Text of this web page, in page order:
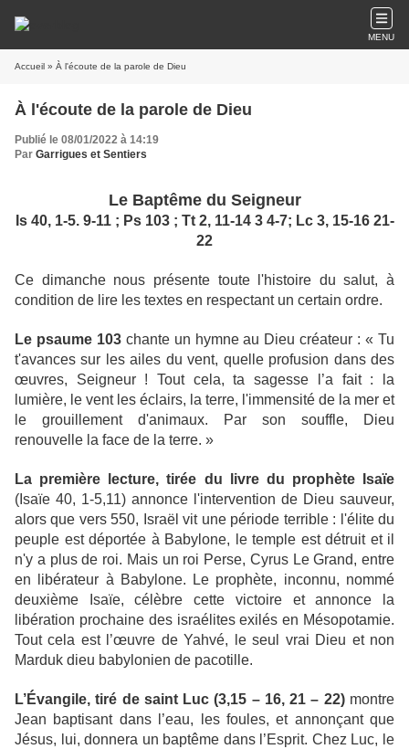
MENU
Accueil » À l'écoute de la parole de Dieu
À l'écoute de la parole de Dieu
Publié le 08/01/2022 à 14:19
Par Garrigues et Sentiers
Le Baptême du Seigneur
Is 40, 1-5. 9-11 ; Ps 103 ; Tt 2, 11-14 3 4-7; Lc 3, 15-16 21-
22
Ce dimanche nous présente toute l'histoire du salut, à
condition de lire les textes en respectant un certain ordre.
Le psaume 103chante un hymne au Dieu créateur : « Tu
t'avances sur les ailes du vent, quelle profusion dans des
œuvres, Seigneur ! Tout cela, ta sagesse l’a fait : la
lumière, le vent les éclairs, la terre, l'immensité de la mer et
le grouillement d'animaux. Par son souffle, Dieu
renouvelle la face de la terre. »
La première lecture, tirée du livre du prophète Isaïe
(Isaïe 40, 1-5,11) annonce l'intervention de Dieu sauveur,
alors que vers 550, Israël vit une période terrible : l'élite du
peuple est déportée à Babylone, le temple est détruit et il
n'y a plus de roi. Mais un roi Perse, Cyrus Le Grand, entre
en libérateur à Babylone. Le prophète, inconnu, nommé
deuxième Isaïe, célèbre cette victoire et annonce la
libération prochaine des israélites exilés en Mésopotamie.
Tout cela est l’œuvre de Yahvé, le seul vrai Dieu et non
Marduk dieu babylonien de pacotille.
L’Évangile, tiré de saint Luc (3,15 – 16, 21 – 22)montre
Jean baptisant dans l’eau, les foules, et annonçant que
Jésus, lui, donnera un baptême dans l’Esprit. Chez Luc, le